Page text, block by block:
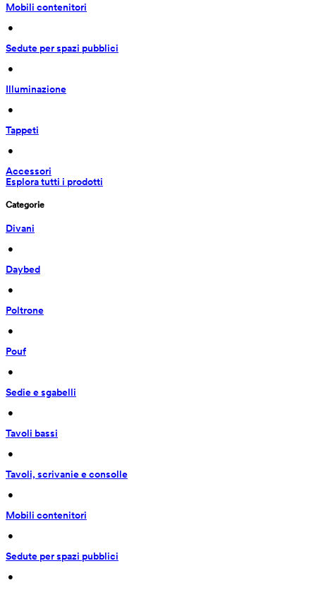
Mobili contenitori
•
Sedute per spazi pubblici
•
Illuminazione
•
Tappeti
•
Accessori
Esplora tutti i prodotti
Categorie
Divani
•
Daybed
•
Poltrone
•
Pouf
•
Sedie e sgabelli
•
Tavoli bassi
•
Tavoli, scrivanie e consolle
•
Mobili contenitori
•
Sedute per spazi pubblici
•